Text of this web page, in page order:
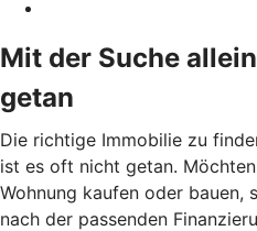
Mit der Suche
getan
Die richtige Immobilie zu
ist es oft nicht getan.
Wohnung kaufen oder bauen,
nach der passenden